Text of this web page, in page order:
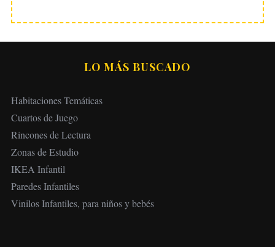
LO MÁS BUSCADO
Habitaciones Temáticas
Cuartos de Juego
Rincones de Lectura
Zonas de Estudio
IKEA Infantil
Paredes Infantiles
Vinilos Infantiles, para niños y bebés